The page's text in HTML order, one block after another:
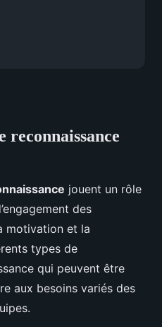
reconnaissance
jouent un rôle
des
motivation et la
types de
qui peuvent être
aux besoins variés des